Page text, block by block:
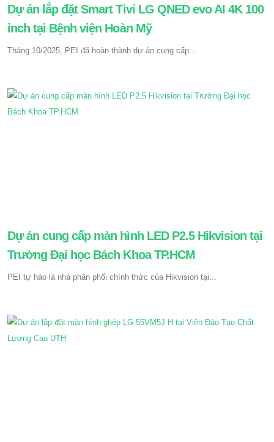
Dự án lắp đặt Smart Tivi LG QNED evo AI 4K 100
inch tại Bệnh viện Hoàn Mỹ
Tháng 10/2025, PEI đã hoàn thành dự án cung cấp...
Dự án cung cấp màn hình LED P2.5 Hikvision tại
Trường Đại học Bách Khoa TP.HCM
PEI tự hào là nhà phân phối chính thức của Hikvision tại...